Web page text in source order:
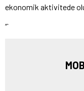
ekonomik aktivitede
“`